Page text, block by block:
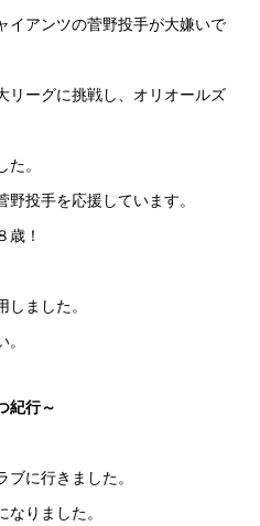
イアンツの菅野投手が大嫌いで
リーグに挑戦し、オリオールズ
。
投手を応援しています。
歳！
ました。
紀行～
に行きました。
りました。